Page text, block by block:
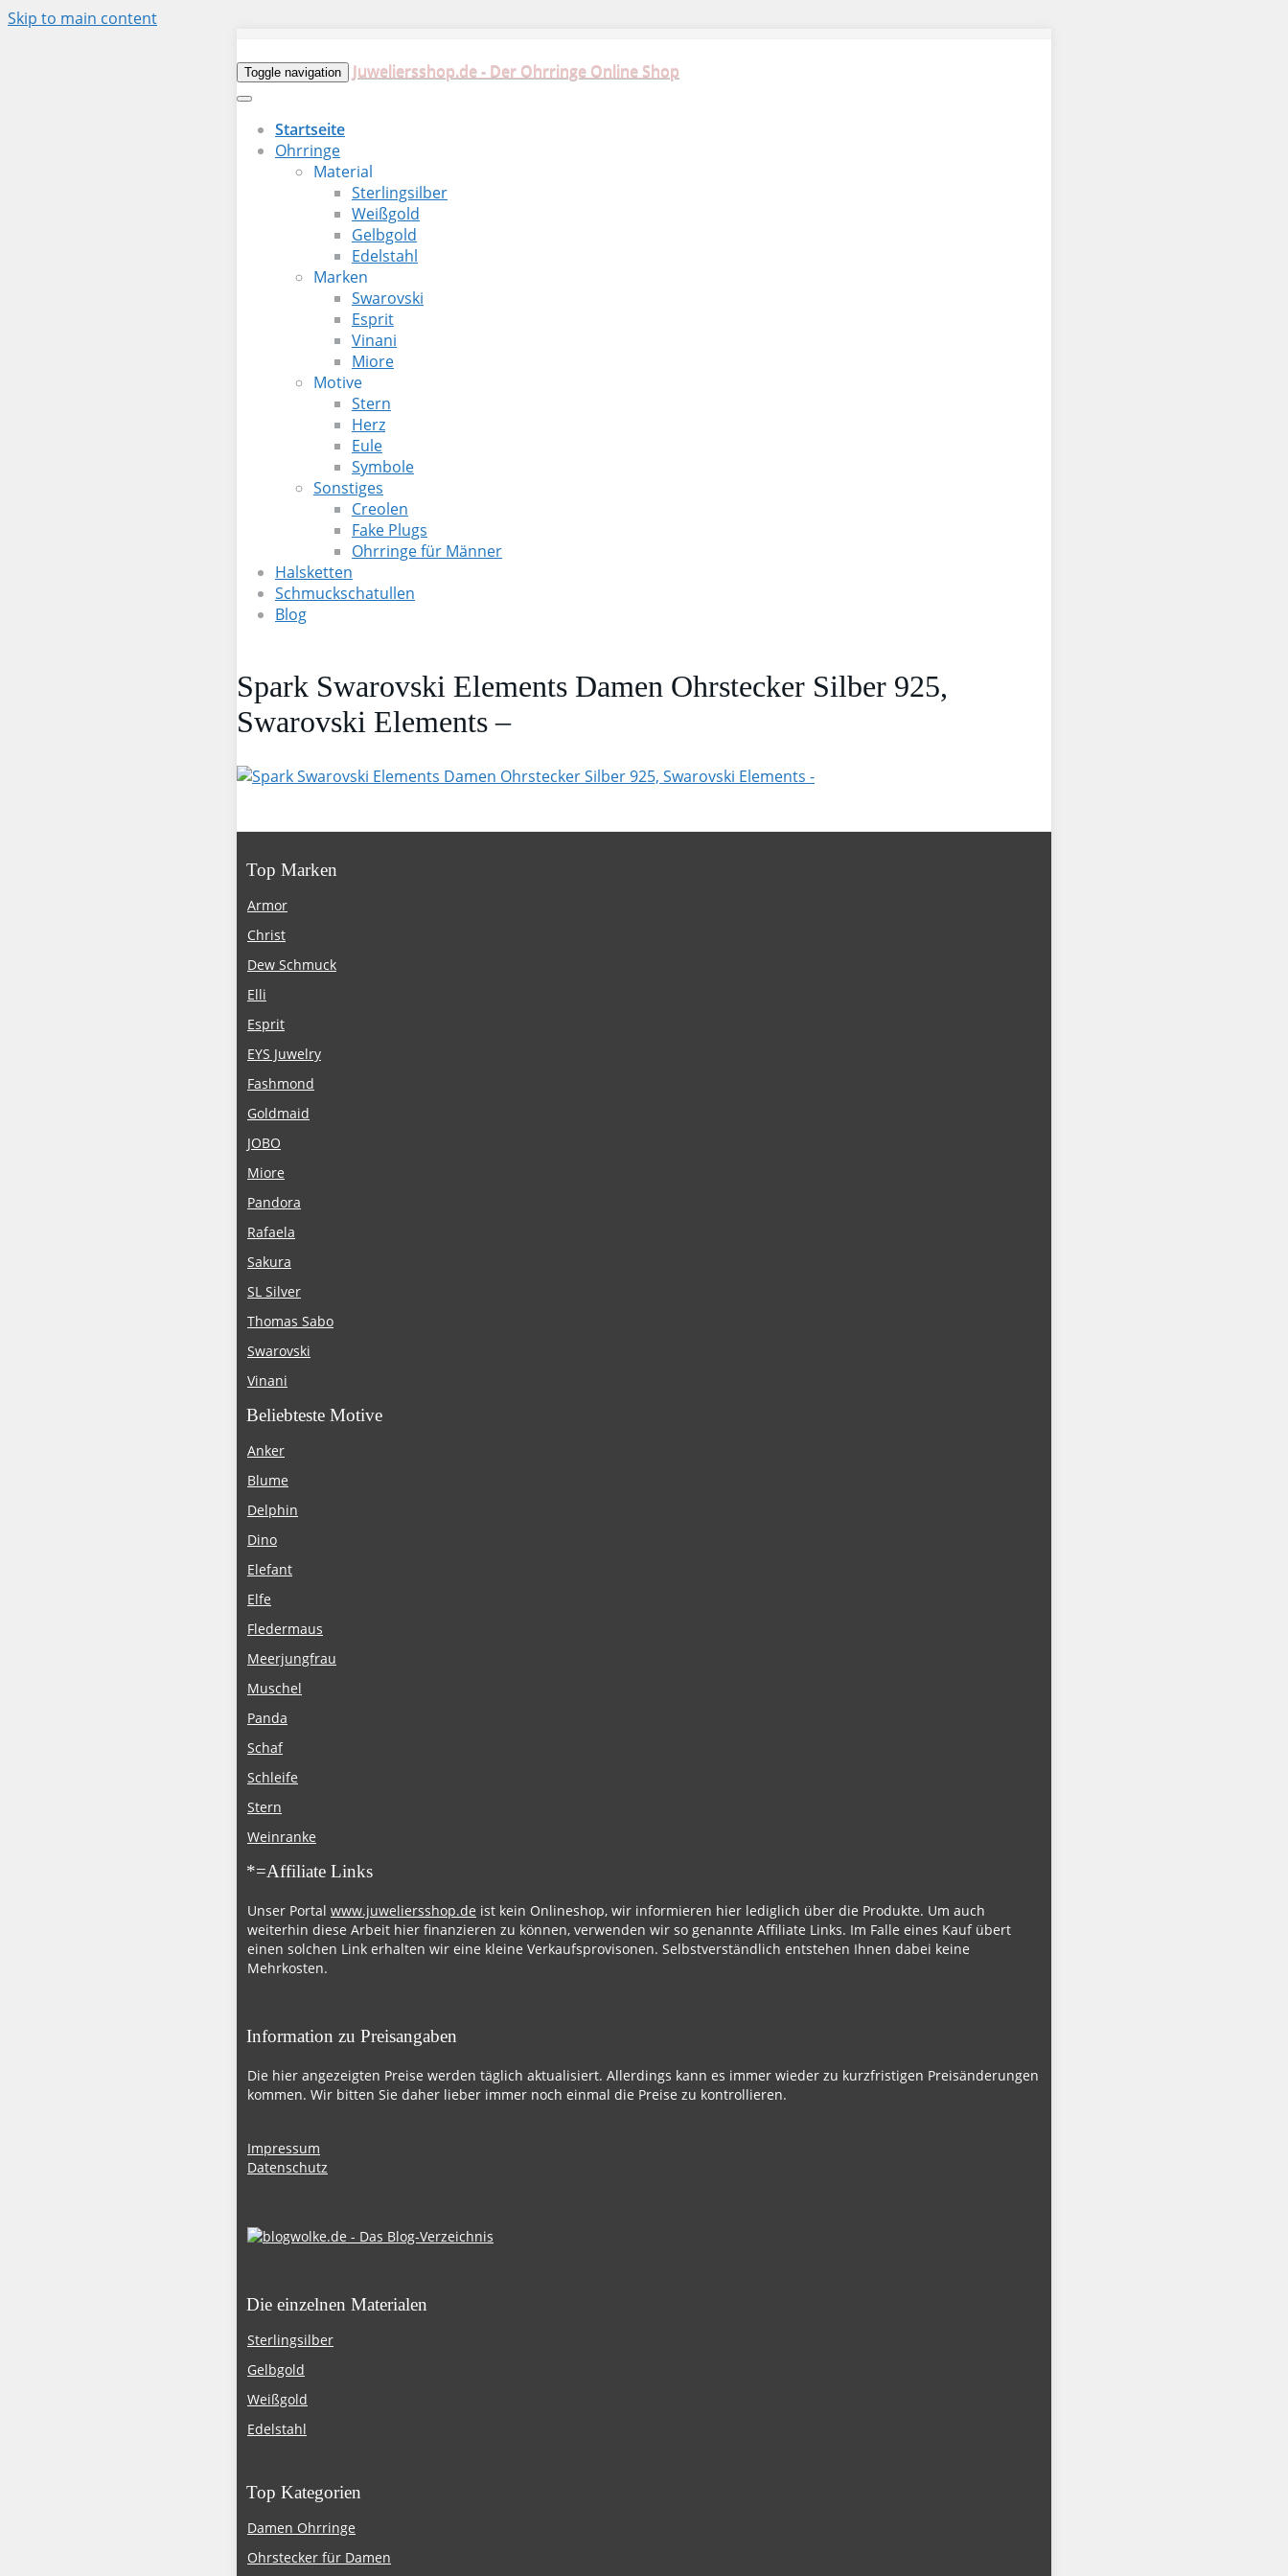
Skip to main content
Toggle navigation Juweliersshop.de - Der Ohrringe Online Shop
Startseite
Ohrringe
Material
Sterlingsilber
Weißgold
Gelbgold
Edelstahl
Marken
Swarovski
Esprit
Vinani
Miore
Motive
Stern
Herz
Eule
Symbole
Sonstiges
Creolen
Fake Plugs
Ohrringe für Männer
Halsketten
Schmuckschatullen
Blog
Spark Swarovski Elements Damen Ohrstecker Silber 925,
Swarovski Elements –
Top Marken
Armor
Christ
Dew Schmuck
Elli
Esprit
EYS Juwelry
Fashmond
Goldmaid
JOBO
Miore
Pandora
Rafaela
Sakura
SL Silver
Thomas Sabo
Swarovski
Vinani
Beliebteste Motive
Anker
Blume
Delphin
Dino
Elefant
Elfe
Fledermaus
Meerjungfrau
Muschel
Panda
Schaf
Schleife
Stern
Weinranke
*=Affiliate Links
Unser Portal www.juweliersshop.de ist kein Onlineshop, wir informieren hier lediglich über die Produkte. Um auch
weiterhin diese Arbeit hier finanzieren zu können, verwenden wir so genannte Affiliate Links. Im Falle eines Kauf übert
einen solchen Link erhalten wir eine kleine Verkaufsprovisonen. Selbstverständlich entstehen Ihnen dabei keine
Mehrkosten.
Information zu Preisangaben
Die hier angezeigten Preise werden täglich aktualisiert. Allerdings kann es immer wieder zu kurzfristigen Preisänderungen
kommen. Wir bitten Sie daher lieber immer noch einmal die Preise zu kontrollieren.
Impressum
Datenschutz
Die einzelnen Materialen
Sterlingsilber
Gelbgold
Weißgold
Edelstahl
Top Kategorien
Damen Ohrringe
Ohrstecker für Damen